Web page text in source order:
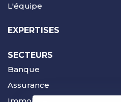
L'équipe
EXPERTISES
SECTEURS
Banque
Assurance